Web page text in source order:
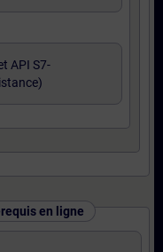
API S7-
en ligne